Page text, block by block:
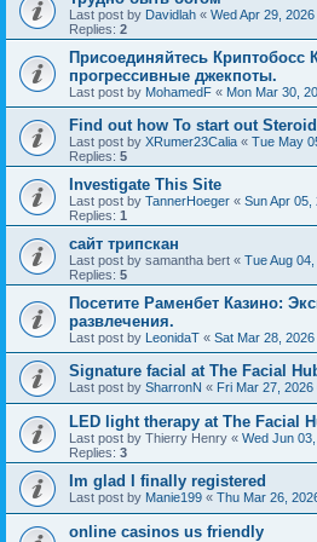
Last post by Davidlah « Wed Apr 29,
Replies: 2
Присоединяйтесь Криптобосс
прогрессивные джекпоты.
Last post by MohamedF « Mon Mar 30,
Find out how To start out
Last post by XRumer23Calia « Tue May
Replies: 5
Investigate This Site
Last post by TannerHoeger « Sun Apr 05,
Replies: 1
сайт трипскан
Last post by samantha bert « Tue Aug
Replies: 5
Посетите Раменбет Казино:
развлечения.
Last post by LeonidaT « Sat Mar 28,
Signature facial at The Facial
Last post by SharronN « Fri Mar 27, 2026
LED light therapy at The Facial
Last post by Thierry Henry « Wed Jun
Replies: 3
Im glad I finally registered
Last post by Manie199 « Thu Mar 26,
online casinos us friendly